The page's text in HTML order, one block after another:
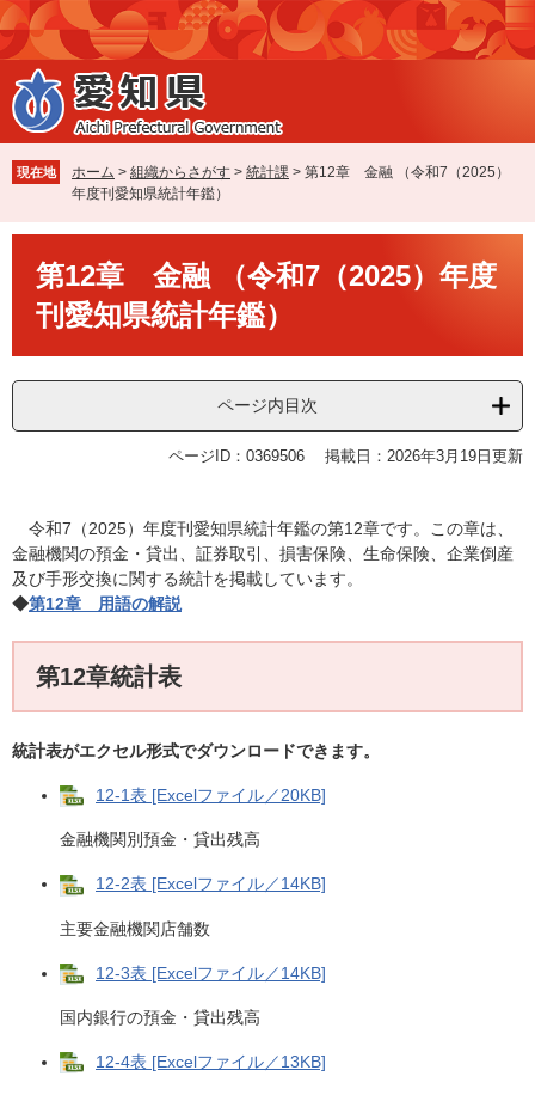
ペ
ー
ジ
の
先
で
す
メ
ニ
ュ
ー
を
ば
し
本
現在地 ホーム > 組織からさがす > 統計課 > 第12章 金融 （令和7（2025）
年度刊愛知県統計年鑑）
第12章 金融 （令和7（2025）年度
刊愛知県統計年鑑）
ページ内目次
ページID：0369506 掲載日：2026年3月19日更新
令和7（2025）年度刊愛知県統計年鑑の第12章です。この章は、
金融機関の預金・貸出、証券取引、損害保険、生命保険、企業倒産
及び手形交換に関する統計を掲載しています。
◆第12章 用語の解説
第12章統計表
統計表がエクセル形式でダウンロードできます。
12-1表 [Excelファイル／20KB]
金融機関別預金・貸出残高
12-2表 [Excelファイル／14KB]
主要金融機関店舗数
12-3表 [Excelファイル／14KB]
国内銀行の預金・貸出残高
12-4表 [Excelファイル／13KB]